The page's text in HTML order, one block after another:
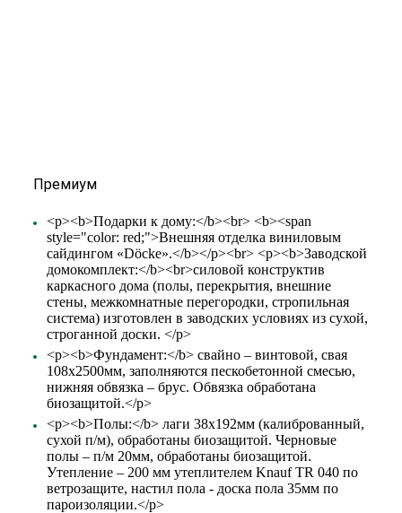
Премиум
<p><b>Подарки к дому:</b><br> <b><span
style="color: red;">Внешняя отделка виниловым
сайдингом «Döcke».</b></p><br> <p><b>Заводской
домокомплект:</b><br>силовой конструктив
каркасного дома (полы, перекрытия, внешние
стены, межкомнатные перегородки, стропильная
система) изготовлен в заводских условиях из сухой,
строганной доски. </p>
<p><b>Фундамент:</b> свайно – винтовой, свая
108х2500мм, заполняются пескобетонной смесью,
нижняя обвязка – брус. Обвязка обработана
биозащитой.</p>
<p><b>Полы:</b> лаги 38х192мм (калиброванный,
сухой п/м), обработаны биозащитой. Черновые
полы – п/м 20мм, обработаны биозащитой.
Утепление – 200 мм утеплителем Knauf TR 040 по
ветрозащите, настил пола - доска пола 35мм по
пароизоляции.</p>